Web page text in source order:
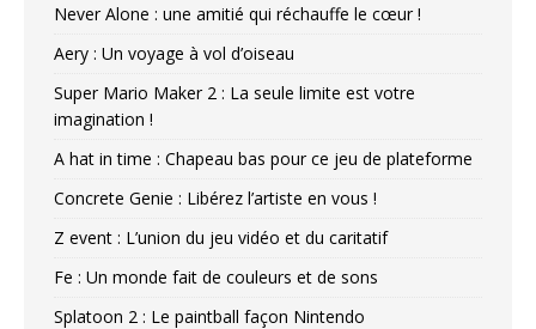
Never Alone : une amitié qui réchauffe le cœur !
Aery : Un voyage à vol d’oiseau
Super Mario Maker 2 : La seule limite est votre
imagination !
A hat in time : Chapeau bas pour ce jeu de plateforme
Concrete Genie : Libérez l’artiste en vous !
Z event : L’union du jeu vidéo et du caritatif
Fe : Un monde fait de couleurs et de sons
Splatoon 2 : Le paintball façon Nintendo